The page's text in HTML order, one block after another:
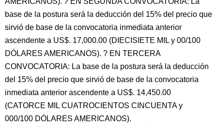
base de la postura será la deducción del 15% del precio que
sirvió de base de la convocatoria inmediata anterior
ascendente a US$. 17,000.00 (DIECISIETE MIL y 00/100
DÓLARES AMERICANOS). ? EN TERCERA
CONVOCATORIA: La base de la postura será la deducción
del 15% del precio que sirvió de base de la convocatoria
inmediata anterior ascendente a US$. 14,450.00
(CATORCE MIL CUATROCIENTOS CINCUENTA y
000/100 DÓLARES AMERICANOS).